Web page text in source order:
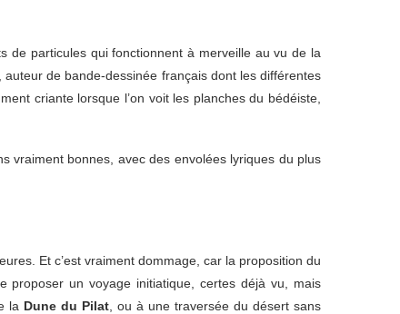
de particules qui fonctionnent à merveille au vu de la
, auteur de bande-dessinée français dont les différentes
criante lorsque l’on voit les planches du bédéiste,
vraiment bonnes, avec des envolées lyriques du plus
Et c’est vraiment dommage, car la proposition du
proposer un voyage initiatique, certes déjà vu, mais
la Dune du Pilat, ou à une traversée du désert sans